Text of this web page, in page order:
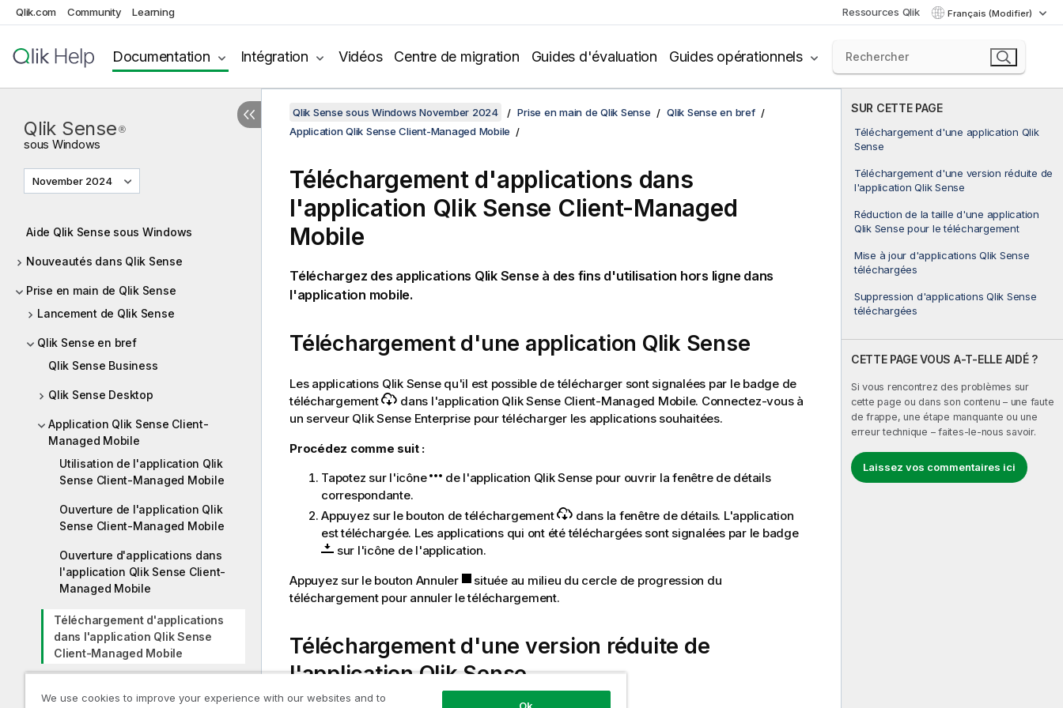
Qlik.com Community Learning Ressources Qlik Français (Modifier)
Documentation Intégration Vidéos Centre de migration Guides d'évaluation Guides opérationnels
Qlik Sense ®
sous Windows
November 2024
Aide Qlik Sense sous Windows
Nouveautés dans Qlik Sense
Prise en main de Qlik Sense
Lancement de Qlik Sense
Qlik Sense en bref
Qlik Sense Business
Qlik Sense Desktop
Application Qlik Sense Client-
Managed Mobile
Utilisation de l'application Qlik
Sense Client-Managed Mobile
Ouverture de l'application Qlik
Sense Client-Managed Mobile
Ouverture d'applications dans
l'application Qlik Sense Client-
Managed Mobile
Téléchargement d'applications
dans l'application Qlik Sense
Client-Managed Mobile
composites dans Qlik Sense
SUR CETTE PAGE
Téléchargement d'une application Qlik
Sense
Téléchargement d'une version réduite de
l'application Qlik Sense
Réduction de la taille d'une application
Qlik Sense pour le téléchargement
Mise à jour d'applications Qlik Sense
téléchargées
Suppression d'applications Qlik Sense
téléchargées
CETTE PAGE VOUS A-T-ELLE AIDÉ ?
Si vous rencontrez des problèmes sur
cette page ou dans son contenu – une faute
de frappe, une étape manquante ou une
erreur technique – faites-le-nous savoir.
Laissez vos commentaires ici
Qlik Sense sous Windows November 2024 Prise en main de Qlik Sense
Qlik Sense en bref
Application Qlik Sense Client-Managed Mobile
Téléchargement d'applications dans
l'application Qlik Sense Client-Managed
Mobile
Téléchargez des applications Qlik Senseà des fins d'utilisation hors ligne dans
l'application mobile.
Téléchargement d'une application Qlik Sense
Les applications Qlik Sensequ'il est possible de télécharger sont signalées par le badge de
téléchargement
dans l'application Qlik Sense Client-Managed Mobile. Connectez-vous à
un serveur Qlik Sense Enterprise pour télécharger les applications souhaitées.
Procédez comme suit :
Tapotez sur l'icône
de l'application Qlik Sense pour ouvrir la fenêtre de détails
correspondante.
Appuyez sur le bouton de téléchargement
dans la fenêtre de détails. L'application
est téléchargée. Les applications qui ont été téléchargées sont signalées par le badge
sur l'icône de l'application.
Appuyez sur le bouton Annuler
située au milieu du cercle de progression du
téléchargement pour annuler le téléchargement.
Téléchargement d'une version réduite de
l'applicationQlik Sense
We use cookies to improve your experience with our websites and to